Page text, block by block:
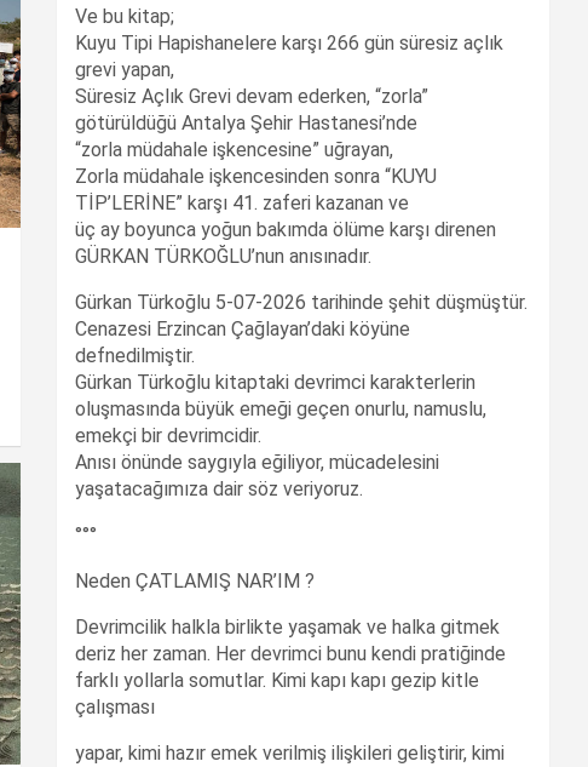
Ve bu kitap;
Kuyu Tipi Hapishanelere karşı 266 gün süresiz açlık
grevi yapan,
Süresiz Açlık Grevi devam ederken, “zorla”
götürüldüğü Antalya Şehir Hastanesi’nde
“zorla müdahale işkencesine” uğrayan,
Zorla müdahale işkencesinden sonra “KUYU
TİP’LERİNE” karşı 41. zaferi kazanan ve
üç ay boyunca yoğun bakımda ölüme karşı direnen
GÜRKAN TÜRKOĞLU’nun anısınadır.
Gürkan Türkoğlu 5-07-2026 tarihinde şehit düşmüştür.
Cenazesi Erzincan Çağlayan’daki köyüne
defnedilmiştir.
Gürkan Türkoğlu kitaptaki devrimci karakterlerin
oluşmasında büyük emeği geçen onurlu, namuslu,
emekçi bir devrimcidir.
Anısı önünde saygıyla eğiliyor, mücadelesini
yaşatacağımıza dair söz veriyoruz.
°°°
Neden ÇATLAMIŞ NAR’IM ?
Devrimcilik halkla birlikte yaşamak ve halka gitmek
deriz her zaman. Her devrimci bunu kendi pratiğinde
farklı yollarla somutlar. Kimi kapı kapı gezip kitle
çalışması
yapar, kimi hazır emek verilmiş ilişkileri geliştirir, kimi